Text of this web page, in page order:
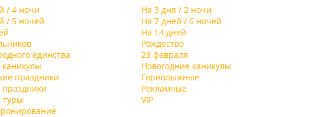
/ 4 ночи На 3 дня / 2 ночи
/ 5 ночей На 7 дней / 6 ночей
На 14 дней
Рождество
единства 23 февраля
Новогодние каникулы
праздники Горнолыжные
Рекламные
туры VIP